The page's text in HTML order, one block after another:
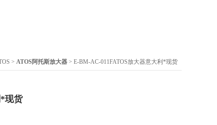
> ATOS阿托斯放大器 > E-BM-AC-011FATOS放大器意大利*现货
现货